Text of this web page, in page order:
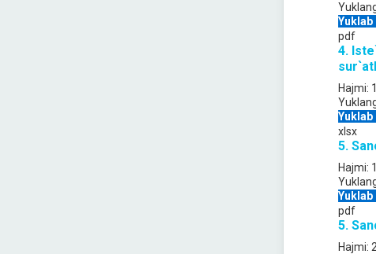
Yuklab
pdf
4.
Hajmi:
Yuklab
xlsx
5.
Hajmi:
Yuklab
pdf
5.
Hajmi: